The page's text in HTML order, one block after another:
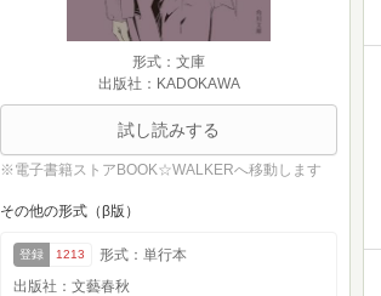
形式：文庫
出版社：KADOKAWA
試し読みする
※電子書籍ストアBOOK☆WALKERへ移動します
その他の形式（β版）
登録 1213
形式：単行本
出版社：文藝春秋